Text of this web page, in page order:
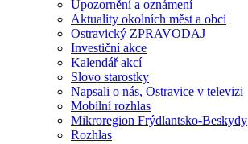
Upozornění a oznámení
Aktuality okolních měst a obcí
Ostravický ZPRAVODAJ
Investiční akce
Kalendář akcí
Slovo starostky
Napsali o nás, Ostravice v televizi
Mobilní rozhlas
Mikroregion Frýdlantsko-Beskydy
Rozhlas